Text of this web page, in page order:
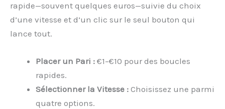
rapide—souvent quelques euros—suivie du choix
d’une vitesse et d’un clic sur le seul bouton qui
lance tout.
Placer un Pari : €1–€10 pour des boucles
rapides.
Sélectionner la Vitesse : Choisissez une parmi
quatre options.